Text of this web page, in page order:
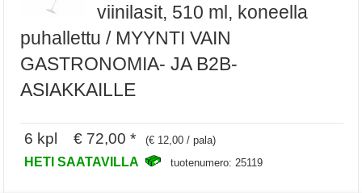
viinilasit, 510 ml, koneella
puhallettu / MYYNTI VAIN
GASTRONOMIA- JA B2B-
ASIAKKAILLE
6 kpl € 72,00 * (€ 12,00 / pala)
HETI SAATAVILLA tuotenumero: 25119